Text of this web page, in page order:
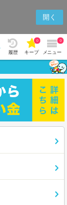
開く
履歴 キープ
0
メニュー
0